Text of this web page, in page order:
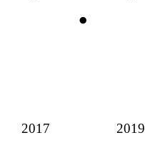
2017 2019